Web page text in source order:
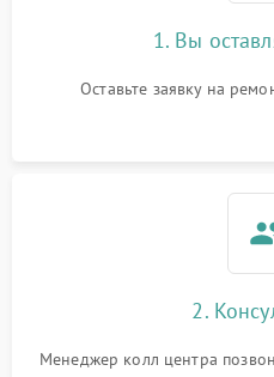
1. Вы
Оставьте заявку на
2.
Менеджер колл центра